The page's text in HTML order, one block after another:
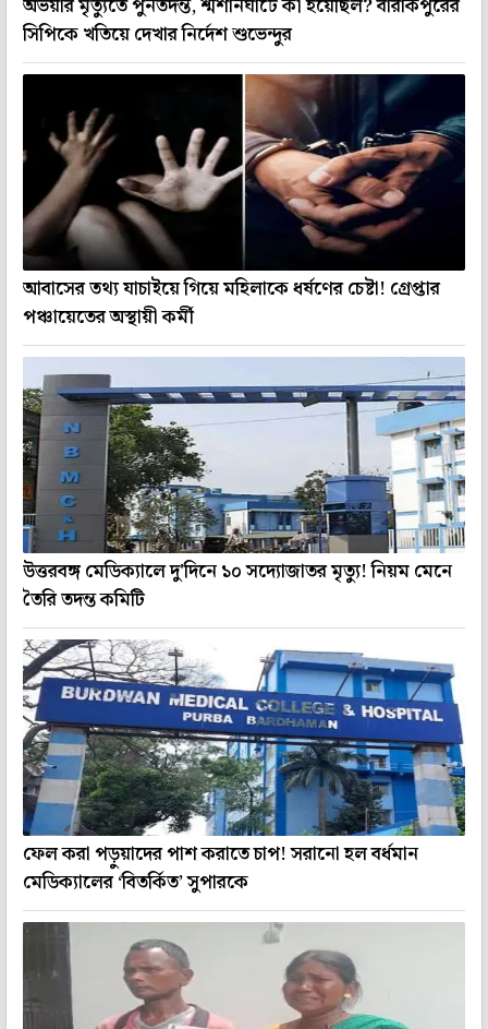
অভয়ার মৃত্যুতে পুনর্তদন্ত, শ্মশানঘাটে কী হয়েছিল? বারাকপুরের
সিপিকে খতিয়ে দেখার নির্দেশ শুভেন্দুর
আবাসের তথ্য যাচাইয়ে গিয়ে মহিলাকে ধর্ষণের চেষ্টা! গ্রেপ্তার
পঞ্চায়েতের অস্থায়ী কর্মী
উত্তরবঙ্গ মেডিক্যালে দু'দিনে ১০ সদ্যোজাতর মৃত্যু! নিয়ম মেনে
তৈরি তদন্ত কমিটি
ফেল করা পড়ুয়াদের পাশ করাতে চাপ! সরানো হল বর্ধমান
মেডিক্যালের ‘বিতর্কিত’ সুপারকে